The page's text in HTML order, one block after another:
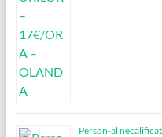
Person-al